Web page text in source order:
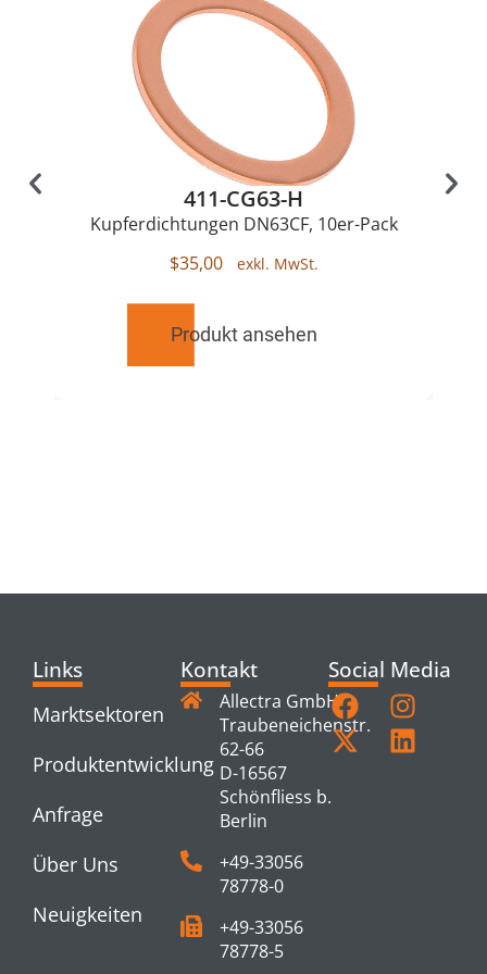
411-CG63-H
Kupferdichtungen DN63CF, 10er-Pack
$35,00
Produkt ansehen
Links
Marktsektoren
Produktentwicklung
Anfrage
Über Uns
Neuigkeiten
Kontakt
Allectra GmbH
Traubeneichenstr.
62-66
D-16567
Schönfliess b.
Berlin
+49-33056
78778-0
+49-33056
78778-5
Social Media